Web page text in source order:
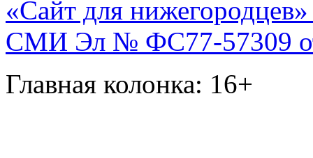
«Сайт для нижегородцев»
СМИ Эл № ФС77-57309
Главная колонка: 16+